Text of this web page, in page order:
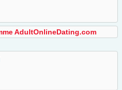
AdultOnlineDating.com